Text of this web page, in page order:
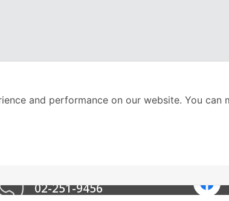
02-251-9456
and performance on our website. You can